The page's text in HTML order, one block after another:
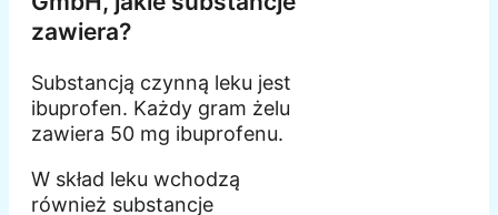
zawiera?
Substancją czynną leku jest
ibuprofen. Każdy gram żelu
zawiera 50 mg ibuprofenu.
W skład leku wchodzą
również substancje